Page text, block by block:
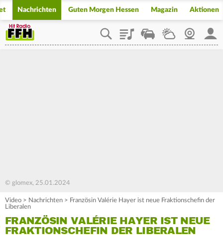
Nachrichten Guten Morgen Hessen Magazin Aktionen
PlaylistStaupilotWetterWebcam
© glomex, 25.01.2024
Video > Nachrichten > Französin Valérie Hayer ist neue Fraktionschefin der
Liberalen
FRANZÖSIN VALÉRIE HAYER IST NEUE
FRAKTIONSCHEFIN DER LIBERALEN